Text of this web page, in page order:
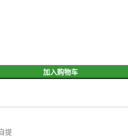
加入购物车
提